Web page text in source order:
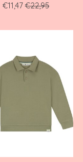
€11,47 €22,95